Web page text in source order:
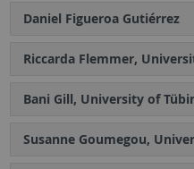
Daniel Figueroa Gutiérrez
Riccarda Flemmer,
Bani Gill, University of
Susanne Goumegou,